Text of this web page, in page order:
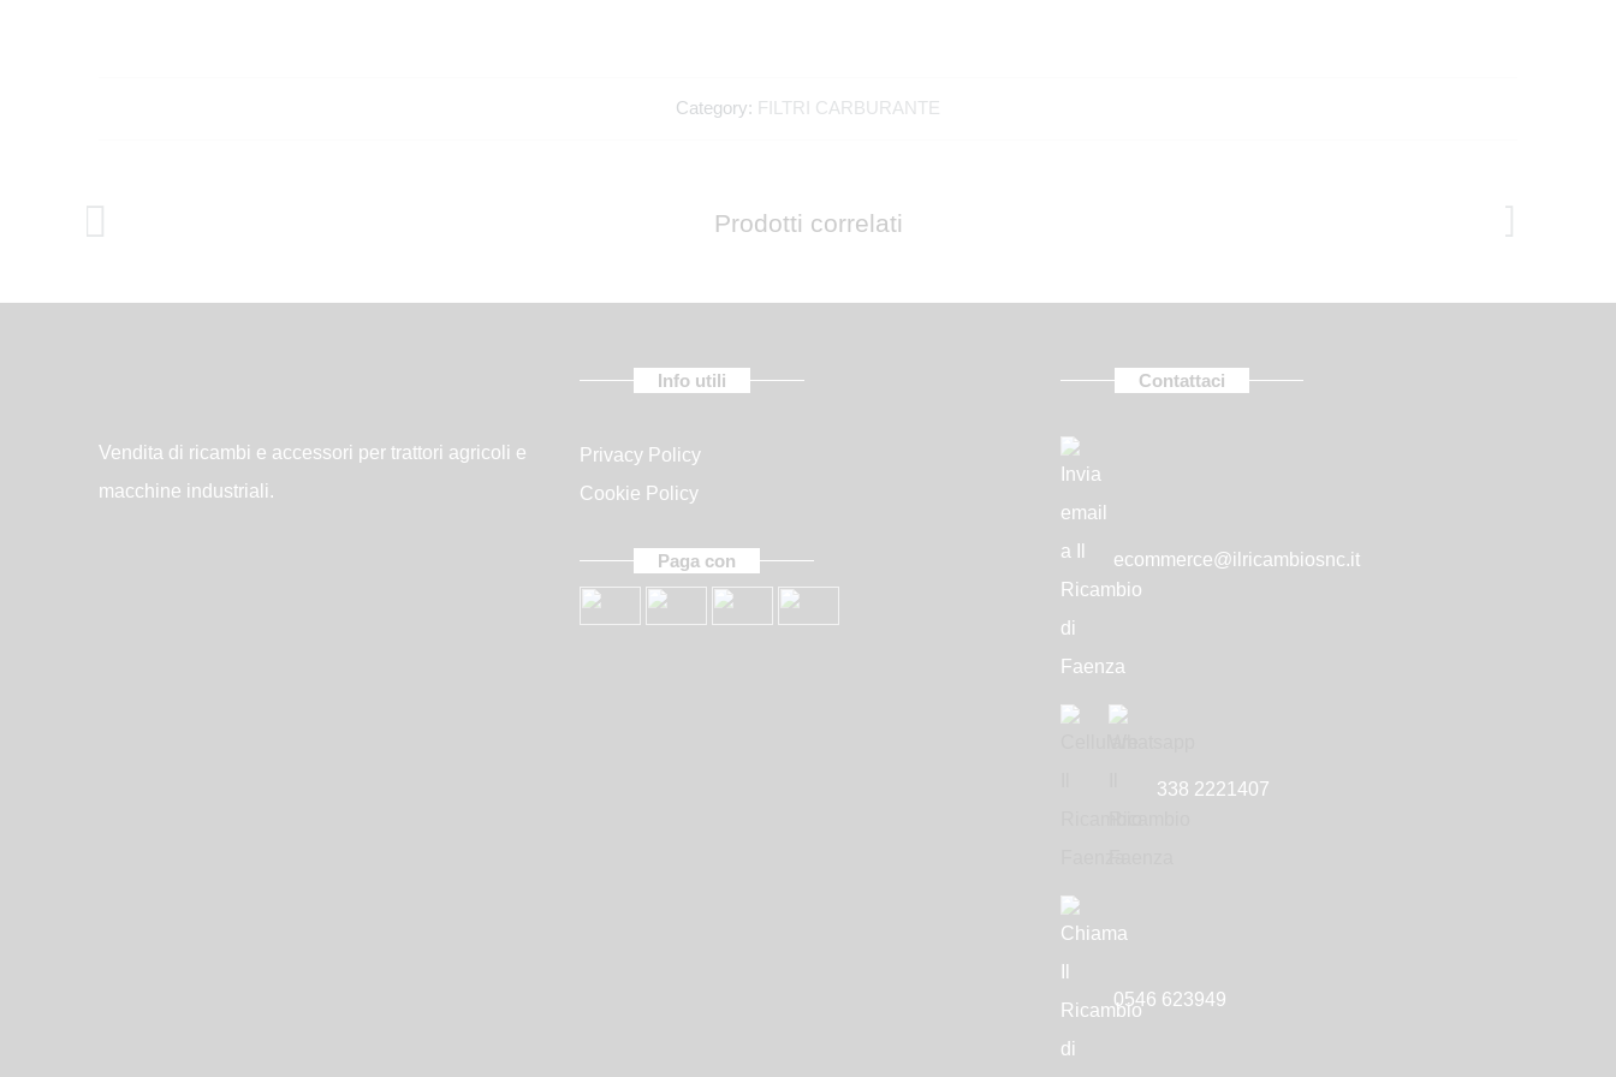
Category: FILTRI CARBURANTE
Prodotti correlati
Vendita di ricambi e accessori per trattori agricoli e
macchine industriali.
Info utili
Privacy Policy
Cookie Policy
Paga con
Contattaci
ecommerce@ilricambiosnc.it
338 2221407
0546 623949